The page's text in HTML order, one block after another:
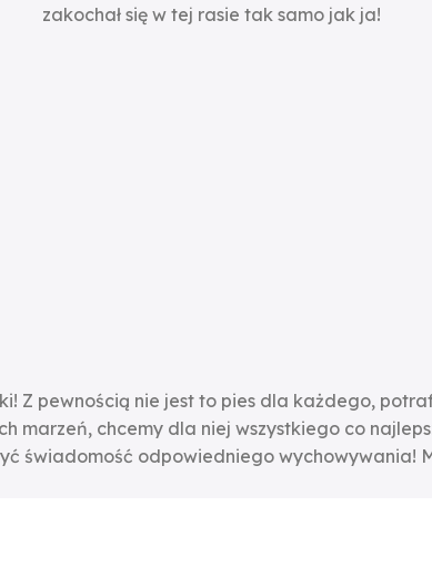
zakochał się w tej rasie tak samo jak ja!
Z pewnością nie jest to pies dla każdego,
marzeń, chcemy dla niej wszystkiego co
świadomość odpowiedniego wychowywania!